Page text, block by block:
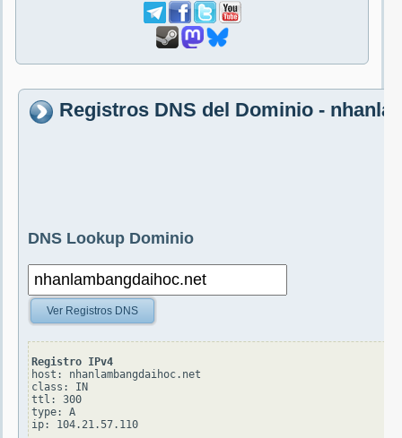
Registros DNS del Dominio -
DNS Lookup Dominio
Ver Registros DNS
Registro IPv4
host: nhanlambangdaihoc.net
class: IN
ttl: 300
type: A